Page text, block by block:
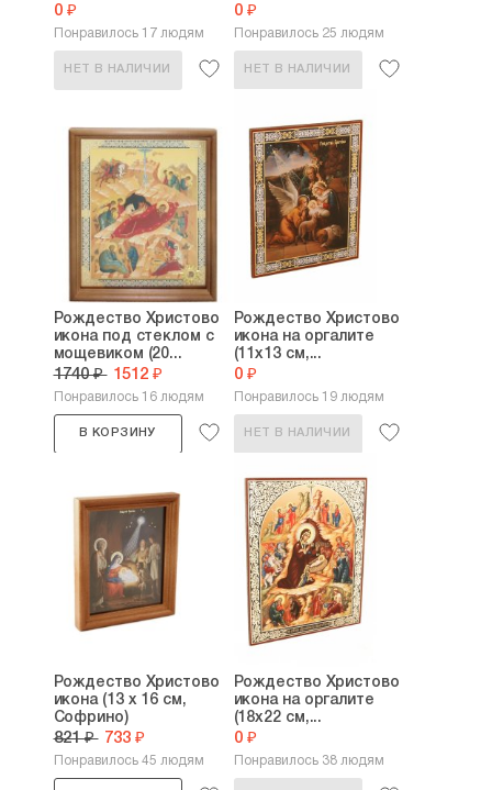
0 ₽
Понравилось 17 людям
НЕТ В НАЛИЧИИ
0 ₽
Понравилось 25 людям
НЕТ В НАЛИЧИИ
Рождество Христово
икона под стеклом с
мощевиком (20...
1740 ₽ 1512 ₽
Понравилось 16 людям
В КОРЗИНУ
Рождество Христово
икона на оргалите
(11х13 см,...
0 ₽
Понравилось 19 людям
НЕТ В НАЛИЧИИ
Рождество Христово
икона (13 х 16 см,
Софрино)
821 ₽ 733 ₽
Понравилось 45 людям
Рождество Христово
икона на оргалите
(18х22 см,...
0 ₽
Понравилось 38 людям